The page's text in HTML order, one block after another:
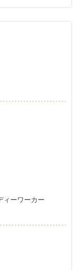
ィーワーカー